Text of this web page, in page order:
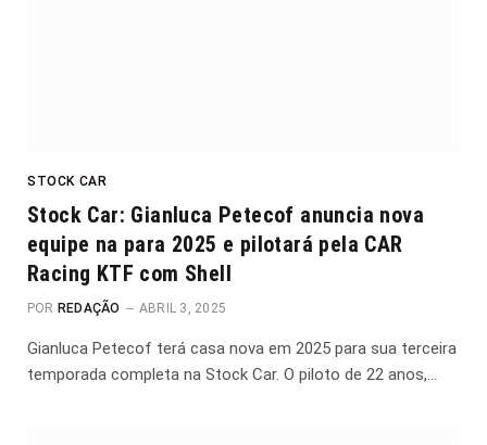
STOCK CAR
Stock Car: Gianluca Petecof anuncia nova
equipe na para 2025 e pilotará pela CAR
Racing KTF com Shell
POR REDAÇÃO ABRIL 3, 2025
Gianluca Petecof terá casa nova em 2025 para sua terceira
temporada completa na Stock Car. O piloto de 22 anos,…